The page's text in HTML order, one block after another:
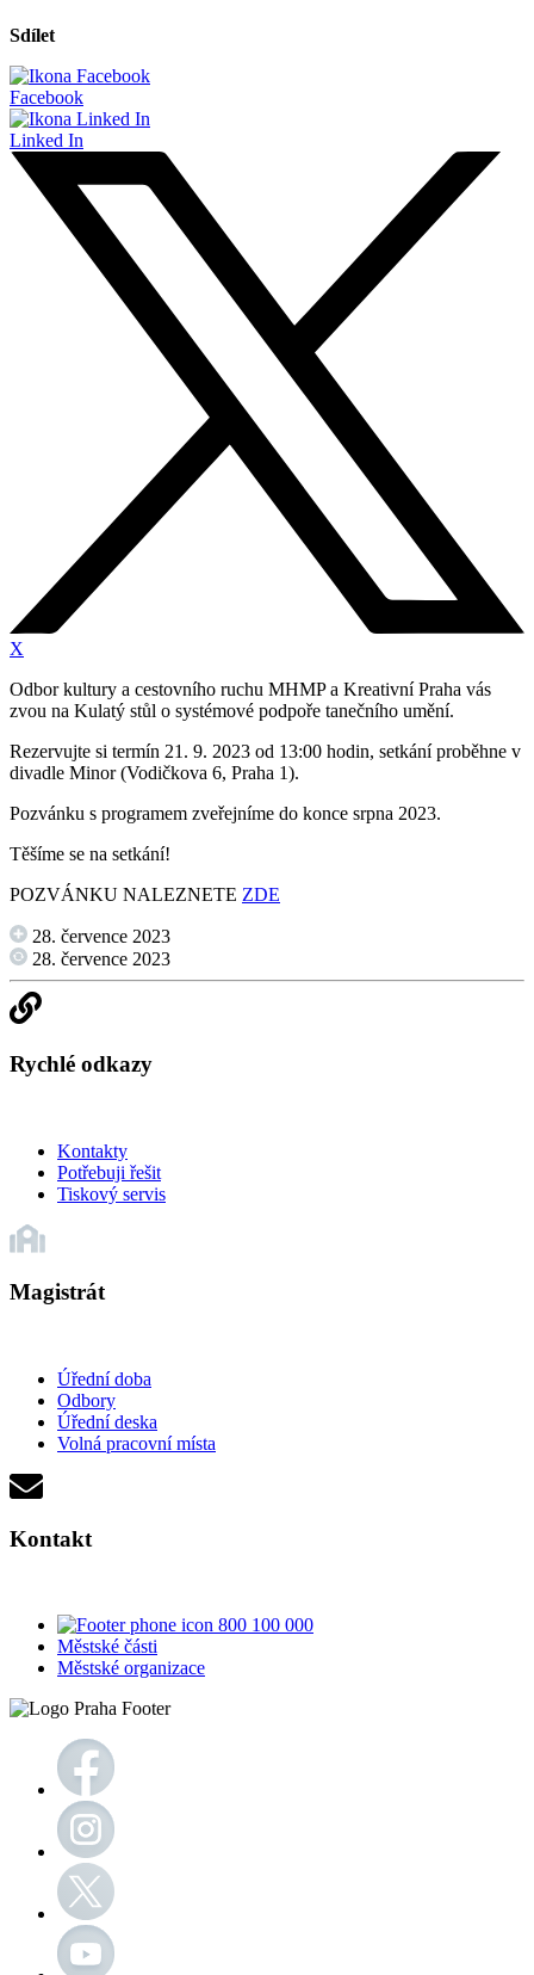
Sdílet
Facebook
Linked In
X
Odbor kultury a cestovního ruchu MHMP a Kreativní Praha vás
zvou na Kulatý stůl o systémové podpoře tanečního umění.
Rezervujte si termín 21. 9. 2023 od 13:00 hodin, setkání proběhne v
divadle Minor (Vodičkova 6, Praha 1).
Pozvánku s programem zveřejníme do konce srpna 2023.
Těšíme se na setkání!
POZVÁNKU NALEZNETE ZDE
28. července 2023
28. července 2023
Rychlé odkazy
Kontakty
Potřebuji řešit
Tiskový servis
Magistrát
Úřední doba
Odbory
Úřední deska
Volná pracovní místa
Kontakt
800 100 000
Městské části
Městské organizace